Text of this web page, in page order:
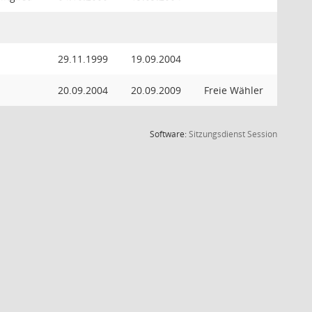
29.11.1999 19.09.2004
20.09.2004 20.09.2009 Freie Wähler
Software:SitzungsdienstSession(Wird in